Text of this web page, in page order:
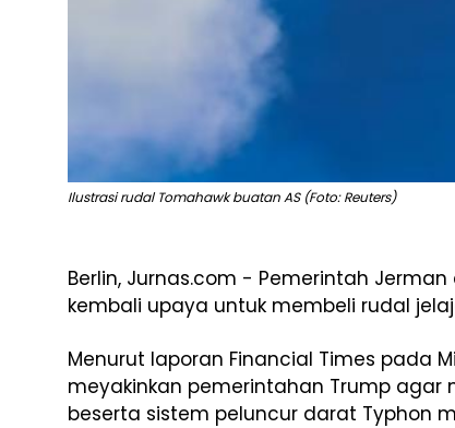
Ilustrasi rudal Tomahawk buatan AS (Foto: Reuters)
Berlin, Jurnas.com - Pemerintah
kembali upaya untuk membeli rudal
Menurut laporan Financial Times pada
meyakinkan pemerintahan Trump
beserta sistem peluncur darat Typhon